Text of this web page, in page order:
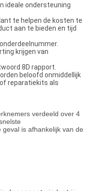
ideale ondersteuning
te helpen de kosten te
aan te bieden en tijd
krijgen van
8D rapport.
beloofd onmiddellijk
reparatiekits als
verdeeld over 4
is afhankelijk van de